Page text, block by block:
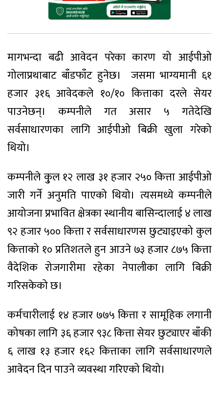
मागभन्दा बढी आवेदन परेका कारण यो आईपीओ
गोलाप्रथाबाट बाँडफाँट हुनेछ। जसमा भाग्यमानी ६१
हजार ३१६ आवेदकले १०/१० कित्ताका दरले सेयर
पाउनेछन्। कम्पनीले गत असार ५ गतेदेखि
सर्वसाधारणका लागि आईपीओ बिक्री खुला गरेको
थियो।
कम्पनीले कु्ल १२ लाख ३१ हजार २५० कित्ता आईपीओ
जारी गर्ने अनुमति पाएको थियो। त्यसमध्ये कम्पनीले
आयोजना प्रभावित क्षेत्रका स्थानीय बासिन्दालाई ४ लाख
९२ हजार ५०० कित्ता र सर्वसाधारणस छुट्याइएको कुल
कित्ताको १० प्रतिशतले हुन आउने ७३ हजार ८७५ कित्ता
वैदेशिक रोजगारीमा रहेका नेपालीका लागि बिक्री
गरिसकेको छ।
कर्मचारीलाई १४ हजार ७७५ कित्ता र सामूहिक लगानी
कोषका लागि ३६ हजार ९३८ कित्ता सेयर छुट्याएर बाँकी
६ लाख १३ हजार १६२ कित्ताका लागि सर्वसाधारणले
आवेदन दिन पाउने व्यवस्था गरिएको थियो।